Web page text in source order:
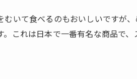
1.2.2.
栗
むいて食べるのもおいしいですが、
。これは日本で一番有名な商品で、